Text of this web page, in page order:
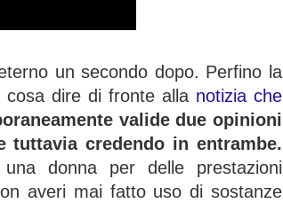
un secondo dopo. Perfino la
cosa dire di fronte alla notizia che
valide due opinioni
credendo in entrambe.
donna per delle prestazioni
averi mai fatto uso di sostanze